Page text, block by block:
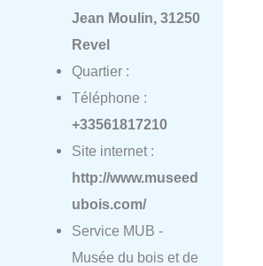
Jean Moulin, 31250
Revel
Quartier :
Téléphone :
+33561817210
Site internet :
http://www.museed
ubois.com/
Service MUB -
Musée du bois et de